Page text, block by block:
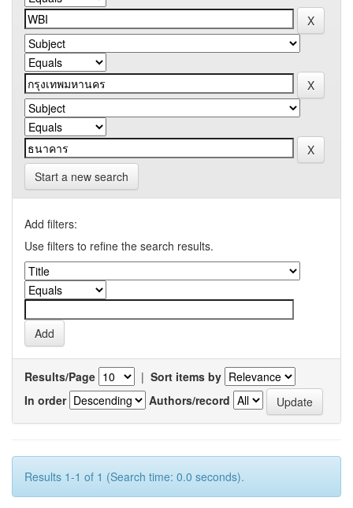
Start a new search
Add filters:
Use filters to refine the search results.
Results/Page | Sort items by
In order
Authors/record
Results 1-1 of 1 (Search time: 0.0 seconds).